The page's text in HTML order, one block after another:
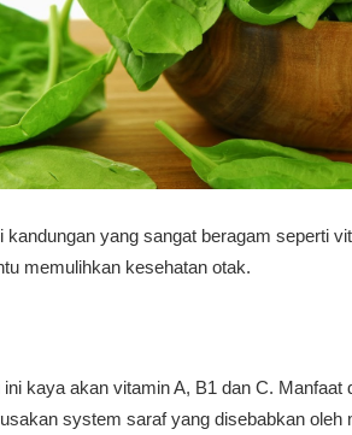
kandungan yang sangat beragam seperti
memulihkan kesehatan otak.
kaya akan vitamin A, B1 dan C.
system saraf yang disebabkan oleh